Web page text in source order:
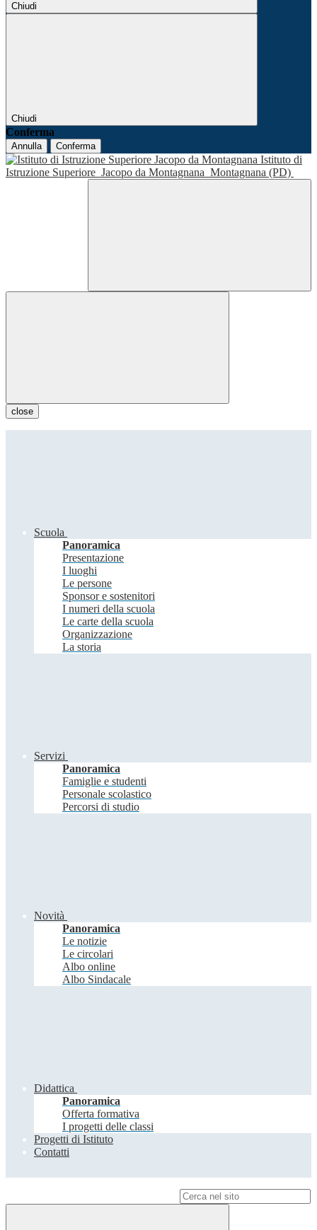
Chiudi
Chiudi
Conferma
Annulla Conferma
Istituto di
Istruzione Superiore Jacopo da Montagnana Montagnana (PD)
close
Scuola
Panoramica
Presentazione
I luoghi
Le persone
Sponsor e sostenitori
I numeri della scuola
Le carte della scuola
Organizzazione
La storia
Servizi
Panoramica
Famiglie e studenti
Personale scolastico
Percorsi di studio
Novità
Panoramica
Le notizie
Le circolari
Albo online
Albo Sindacale
Didattica
Panoramica
Offerta formativa
I progetti delle classi
Progetti di Istituto
Contatti